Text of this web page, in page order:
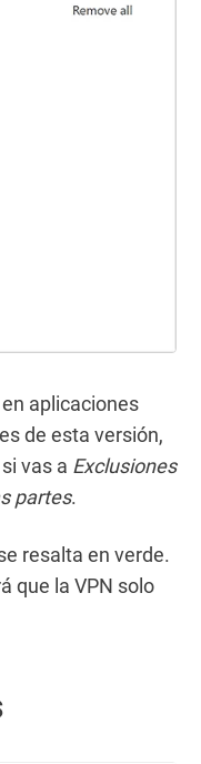
aplicaciones
de esta versión,
vas a Exclusiones
partes.
resalta en verde.
que la VPN solo